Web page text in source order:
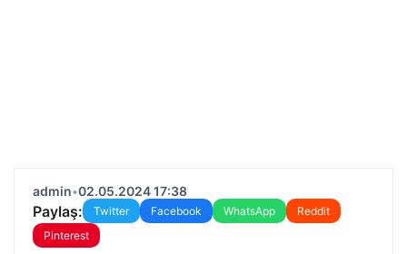
admin•02.05.2024 17:38
Paylaş: Twitter Facebook WhatsApp
Reddit
Pinterest